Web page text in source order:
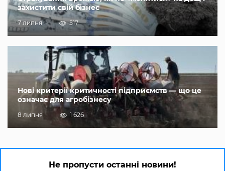
захистити свій бізнес
7 липня 517
Нові критерії критичності підприємств — що це
означає для агробізнесу
8 липня 1 626
Не пропусти останні новини!